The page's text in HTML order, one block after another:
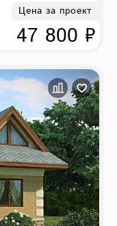
Цена за проект
47 800 ₽